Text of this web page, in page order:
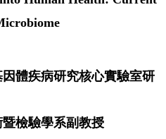
體疾病研究核心實驗室研
檢驗學系副教授